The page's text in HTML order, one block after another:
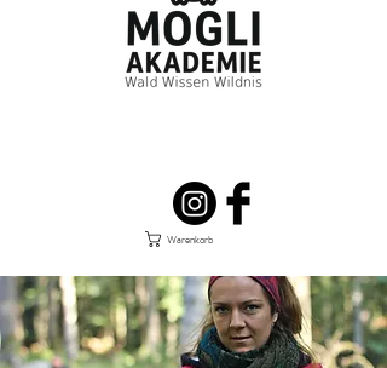
Warenkorb